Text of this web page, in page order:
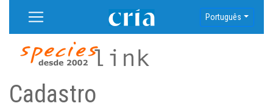
Português
Cadastro